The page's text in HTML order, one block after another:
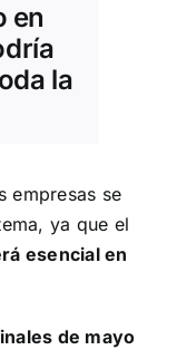
en
la
empresas se
ya que el
esencial en
de mayo